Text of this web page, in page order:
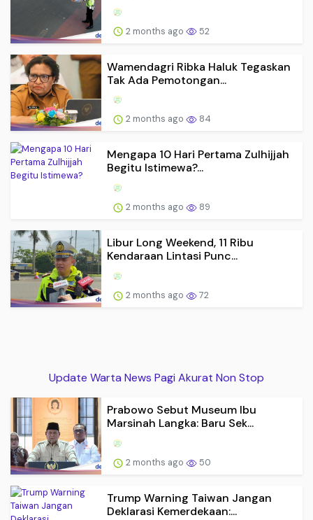
2 months ago 52
Wamendagri Ribka Haluk Tegaskan
Tak Ada Pemotongan...
2 months ago 84
Mengapa 10 Hari Pertama Zulhijjah
Begitu Istimewa?...
2 months ago 89
Libur Long Weekend, 11 Ribu
Kendaraan Lintasi Punc...
2 months ago 72
Update Warta News Pagi Akurat Non Stop
Prabowo Sebut Museum Ibu
Marsinah Langka: Baru Sek...
2 months ago 50
Trump Warning Taiwan Jangan
Deklarasi Kemerdekaan:...